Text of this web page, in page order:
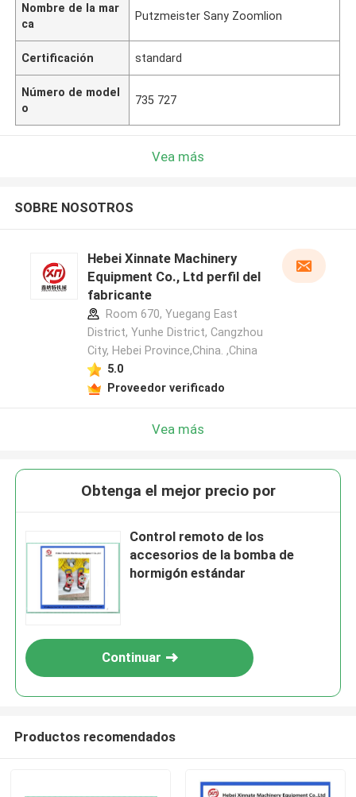
Nombre de la mar
ca
Putzmeister Sany Zoomlion
Certificación standard
Número de model
o
735 727
Vea más
SOBRE NOSOTROS
Hebei Xinnate Machinery
Equipment Co., Ltd perfil del
fabricante
Room 670, Yuegang East
District, Yunhe District, Cangzhou
City, Hebei Province,China. ,China
5.0
Proveedor verificado
Vea más
Obtenga el mejor precio por
Control remoto de los
accesorios de la bomba de
hormigón estándar
Continuar
Productos recomendados